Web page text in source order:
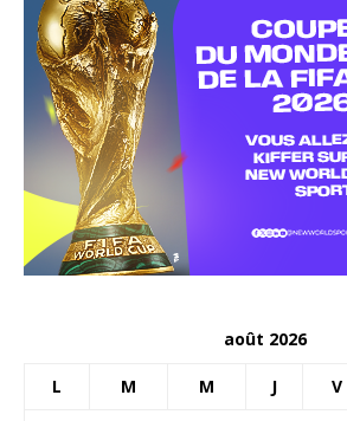
août 2026
L M M J V